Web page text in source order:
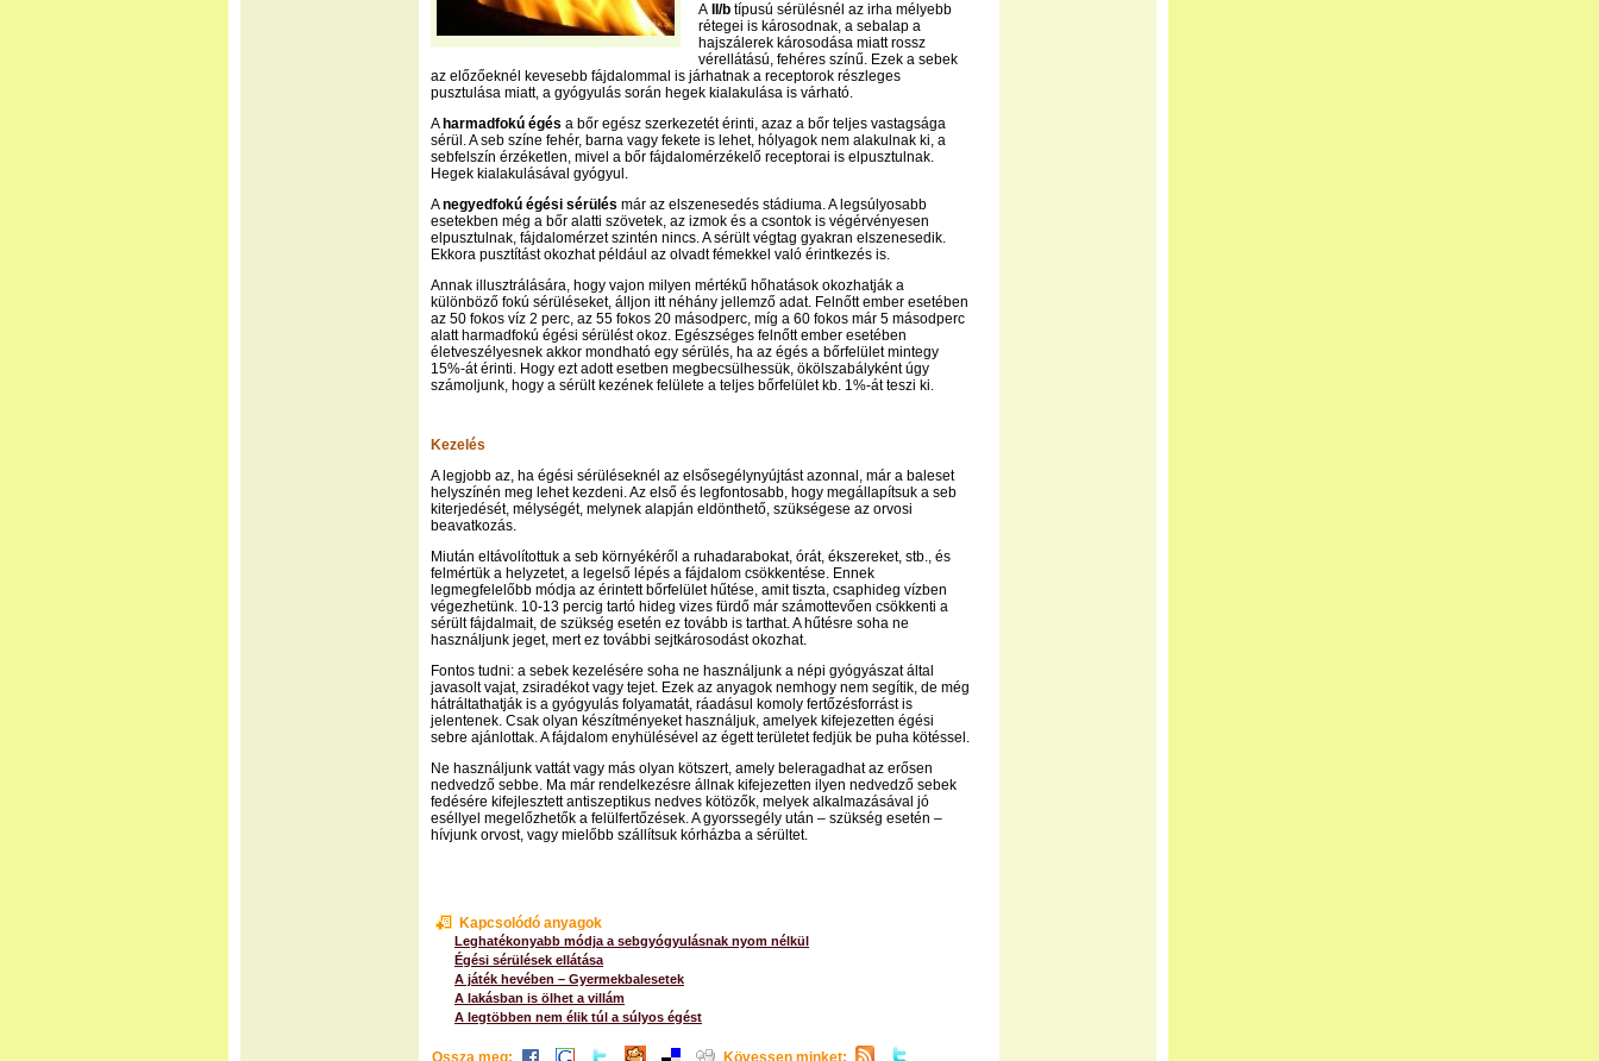
A II/b típusú sérülésnél az irha mélyebb
rétegei is károsodnak, a sebalap a
hajszálerek károsodása miatt rossz
vérellátású, fehéres színű. Ezek a sebek
az előzőeknél kevesebb fájdalommal is járhatnak a receptorok részleges
pusztulása miatt, a gyógyulás során hegek kialakulása is várható.
A harmadfokú égés a bőr egész szerkezetét érinti, azaz a bőr teljes vastagsága
sérül. A seb színe fehér, barna vagy fekete is lehet, hólyagok nem alakulnak ki, a
sebfelszín érzéketlen, mivel a bőr fájdalomérzékelő receptorai is elpusztulnak.
Hegek kialakulásával gyógyul.
Anegyedfokú égési sérülés már az elszenesedés stádiuma. A legsúlyosabb
esetekben még a bőr alatti szövetek, az izmok és a csontok is végérvényesen
elpusztulnak, fájdalomérzet szintén nincs. A sérült végtag gyakran elszenesedik.
Ekkora pusztítást okozhat például az olvadt fémekkel való érintkezés is.
Annak illusztrálására, hogy vajon milyen mértékű hőhatások okozhatják a
különböző fokú sérüléseket, álljon itt néhány jellemző adat. Felnőtt ember esetében
az 50 fokos víz 2 perc, az 55 fokos 20 másodperc, míg a 60 fokos már 5 másodperc
alatt harmadfokú égési sérülést okoz. Egészséges felnőtt ember esetében
életveszélyesnek akkor mondható egy sérülés, ha az égés a bőrfelület mintegy
15%-át érinti. Hogy ezt adott esetben megbecsülhessük, ökölszabályként úgy
számoljunk, hogy a sérült kezének felülete a teljes bőrfelület kb. 1%-át teszi ki.
Kezelés
A legjobb az, ha égési sérüléseknél az elsősegélynyújtást azonnal, már a baleset
helyszínén meg lehet kezdeni. Az első és legfontosabb, hogy megállapítsuk a seb
kiterjedését, mélységét, melynek alapján eldönthető, szükségese az orvosi
beavatkozás.
Miután eltávolítottuk a seb környékéről a ruhadarabokat, órát, ékszereket, stb., és
felmértük a helyzetet, a legelső lépés a fájdalom csökkentése. Ennek
legmegfelelőbb módja az érintett bőrfelület hűtése, amit tiszta, csaphideg vízben
végezhetünk. 10-13 percig tartó hideg vizes fürdő már számottevően csökkenti a
sérült fájdalmait, de szükség esetén ez tovább is tarthat. A hűtésre soha ne
használjunk jeget, mert ez további sejtkárosodást okozhat.
Fontos tudni: a sebek kezelésére soha ne használjunk a népi gyógyászat által
javasolt vajat, zsiradékot vagy tejet. Ezek az anyagok nemhogy nem segítik, de még
hátráltathatják is a gyógyulás folyamatát, ráadásul komoly fertőzésforrást is
jelentenek. Csak olyan készítményeket használjuk, amelyek kifejezetten égési
sebre ajánlottak. A fájdalom enyhülésével az égett területet fedjük be puha kötéssel.
Ne használjunk vattát vagy más olyan kötszert, amely beleragadhat az erősen
nedvedző sebbe. Ma már rendelkezésre állnak kifejezetten ilyen nedvedző sebek
fedésére kifejlesztett antiszeptikus nedves kötözők, melyek alkalmazásával jó
eséllyel megelőzhetők a felülfertőzések. A gyorssegély után – szükség esetén –
hívjunk orvost, vagy mielőbb szállítsuk kórházba a sérültet.
Kapcsolódó anyagok
Leghatékonyabb módja a sebgyógyulásnak nyom nélkül
Égési sérülések ellátása
A játék hevében – Gyermekbalesetek
A lakásban is ölhet a villám
A legtöbben nem élik túl a súlyos égést
Ossza meg: Kövessen minket: